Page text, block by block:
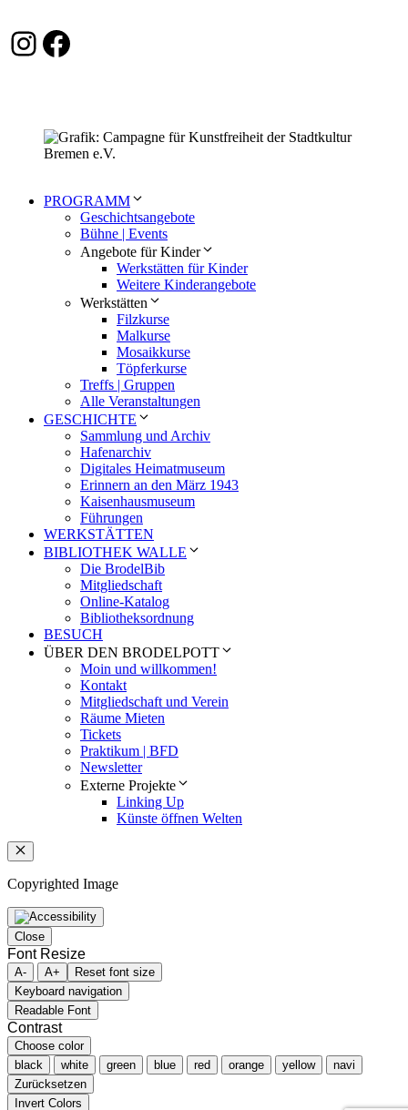
Instagram Facebook
PROGRAMM
Geschichtsangebote
Bühne | Events
Angebote für Kinder
Werkstätten für Kinder
Weitere Kinderangebote
Werkstätten
Filzkurse
Malkurse
Mosaikkurse
Töpferkurse
Treffs | Gruppen
Alle Veranstaltungen
GESCHICHTE
Sammlung und Archiv
Hafenarchiv
Digitales Heimatmuseum
Erinnern an den März 1943
Kaisenhausmuseum
Führungen
WERKSTÄTTEN
BIBLIOTHEK WALLE
Die BrodelBib
Mitgliedschaft
Online-Katalog
Bibliotheksordnung
BESUCH
ÜBER DEN BRODELPOTT
Moin und willkommen!
Kontakt
Mitgliedschaft und Verein
Räume Mieten
Tickets
Praktikum | BFD
Newsletter
Externe Projekte
Linking Up
Künste öffnen Welten
Schließen
Copyrighted Image
Close
Font Resize
A- A+
Reset font size
Keyboard navigation
Readable Font
Contrast
Choose color
black
white green blue red orange yellow
navi
Zurücksetzen
Invert Colors